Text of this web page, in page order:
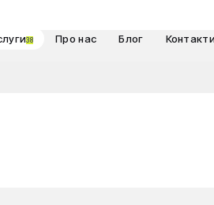
38 Про нас Блог Контакти